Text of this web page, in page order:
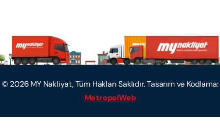
© 2026 MY Nakliyat, Tüm Hakları Saklıdır. Tasarım ve Kodlama:
MetropolWeb